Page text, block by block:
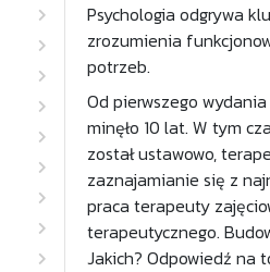
Psychologia odgrywa
zrozumienia
potrzeb.
Od pierwszego
minęło 10 lat. W tym
został ustawowo,
zaznajamianie się z
praca terapeuty
terapeutycznego.
Jakich? Odpowiedź na